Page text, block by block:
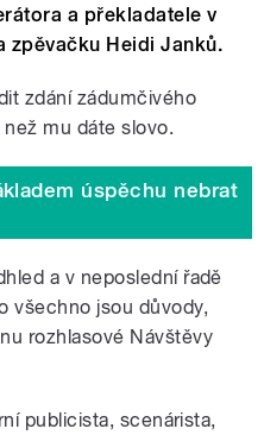
a překladatele v
zpěvačku Heidi Janků.
zdání zádumčivého
mu dáte slovo.
úspěchu nebrat
a v neposlední řadě
všechno jsou důvody,
rozhlasové Návštěvy
publicista, scenárista,